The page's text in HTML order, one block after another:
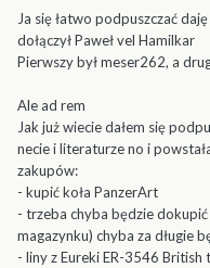
Ja się łatwo podpuszczać
dołączył Paweł vel Hamilkar
Pierwszy był meser262, a
Ale ad rem
Jak już wiecie dałem się
necie i literaturze no i
zakupów:
- kupić koła PanzerArt
- trzeba chyba będzie
magazynku) chyba za długie
- liny z Eureki ER-3546